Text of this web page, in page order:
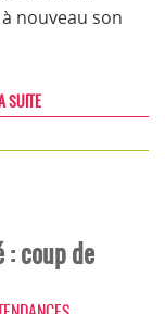
nouveau son
SUITE
: coup de